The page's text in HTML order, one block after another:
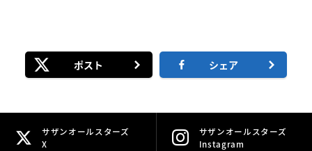
ポスト シェア
サザンオールスターズ
X
サザンオールスターズ
Instagram